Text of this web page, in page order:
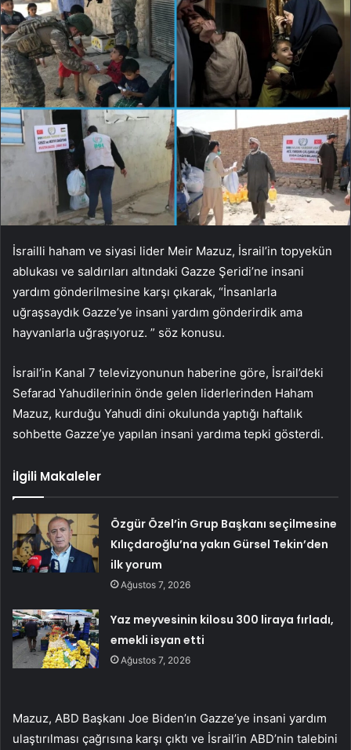
İsrailli haham ve siyasi lider Meir Mazuz, İsrail’in topyekün
ablukası ve saldırıları altındaki Gazze Şeridi’ne insani
yardım gönderilmesine karşı çıkarak, “İnsanlarla
uğraşsaydık Gazze’ye insani yardım gönderirdik ama
hayvanlarla uğraşıyoruz. ” söz konusu.
İsrail’in Kanal 7 televizyonunun haberine göre, İsrail’deki
Sefarad Yahudilerinin önde gelen liderlerinden Haham
Mazuz, kurduğu Yahudi dini okulunda yaptığı haftalık
sohbette Gazze’ye yapılan insani yardıma tepki gösterdi.
İlgili Makaleler
Özgür Özel’in Grup Başkanı seçilmesine
Kılıçdaroğlu’na yakın Gürsel Tekin’den
ilk yorum
Ağustos 7, 2026
Yaz meyvesinin kilosu 300 liraya fırladı,
emekli isyan etti
Ağustos 7, 2026
Mazuz, ABD Başkanı Joe Biden’ın Gazze’ye insani yardım
ulaştırılması çağrısına karşı çıktı ve İsrail’in ABD’nin talebini